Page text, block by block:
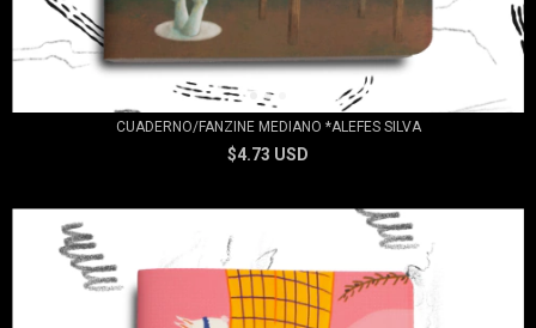
CUADERNO/FANZINE MEDIANO *ALEFES SILVA
$4.73 USD